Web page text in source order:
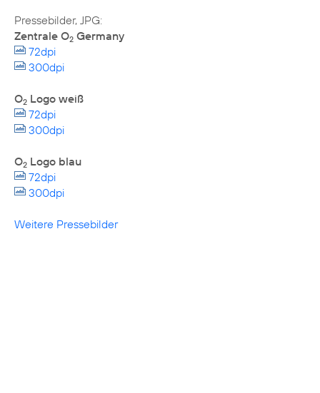
Zentrale O2 Germany
72dpi
300dpi
O2 Logo weiß
72dpi
300dpi
O2 Logo blau
72dpi
300dpi
Weitere Pressebilder